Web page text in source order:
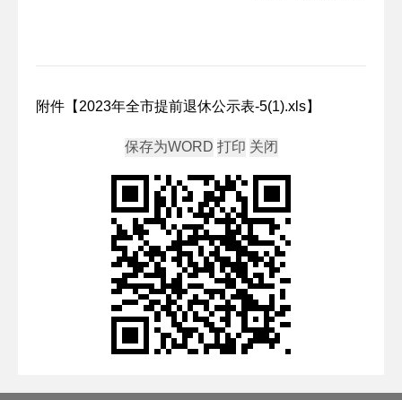
附件【 2023年全市提前退休公示表-5(1).xls】